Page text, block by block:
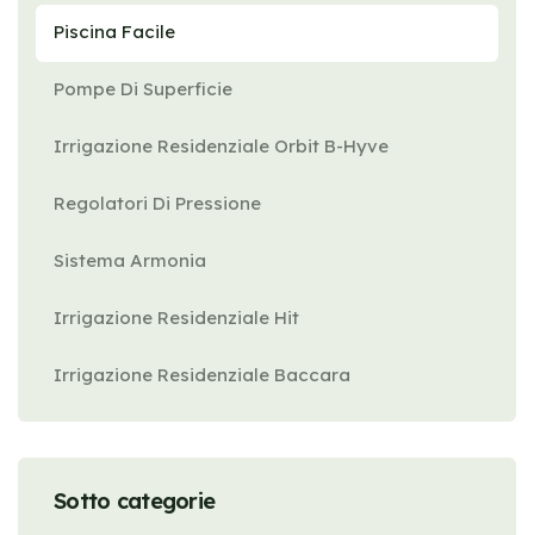
Piscina Facile
Pompe Di Superficie
Irrigazione Residenziale Orbit B-Hyve
Regolatori Di Pressione
Sistema Armonia
Irrigazione Residenziale Hit
Irrigazione Residenziale Baccara
Sotto categorie